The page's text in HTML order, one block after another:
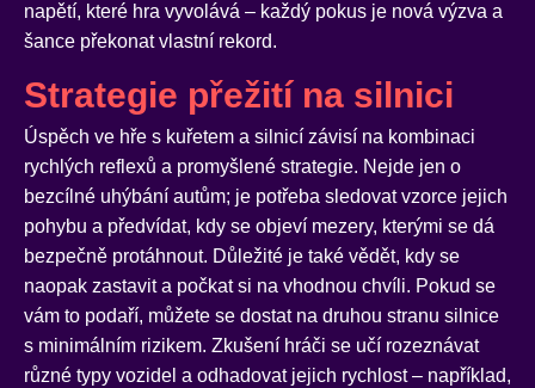
napětí, které hra vyvolává – každý pokus je nová výzva a
šance překonat vlastní rekord.
Strategie přežití na silnici
Úspěch ve hře s kuřetem a silnicí závisí na kombinaci
rychlých reflexů a promyšlené strategie. Nejde jen o
bezcílné uhýbání autům; je potřeba sledovat vzorce jejich
pohybu a předvídat, kdy se objeví mezery, kterými se dá
bezpečně protáhnout. Důležité je také vědět, kdy se
naopak zastavit a počkat si na vhodnou chvíli. Pokud se
vám to podaří, můžete se dostat na druhou stranu silnice
s minimálním rizikem. Zkušení hráči se učí rozeznávat
různé typy vozidel a odhadovat jejich rychlost – například,